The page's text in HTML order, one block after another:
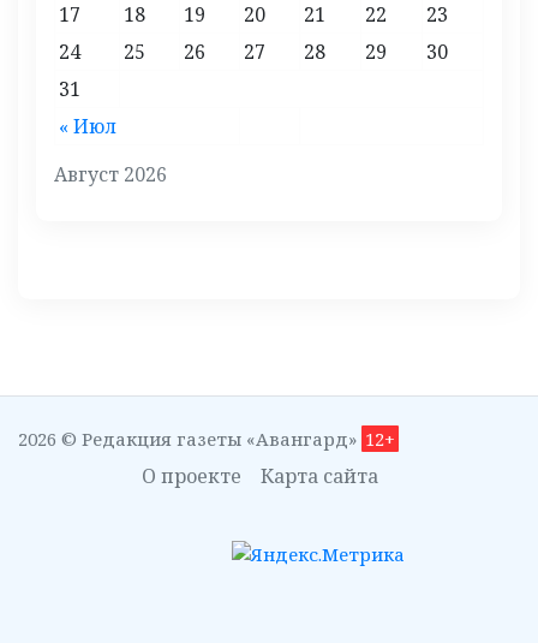
Август 2026
« Июл
17
18 19 20 21 22
23
24
25 26 27 28 29
30
31
2026 © Редакция газеты «Авангард» 12+
О проекте Карта сайта